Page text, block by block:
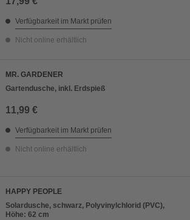
Verfügbarkeit im Markt prüfen
Nicht online erhältlich
MR. GARDENER
Gartendusche, inkl. Erdspieß
11,99 €
Verfügbarkeit im Markt prüfen
Nicht online erhältlich
HAPPY PEOPLE
Solardusche, schwarz, Polyvinylchlorid (PVC),
Höhe: 62 cm